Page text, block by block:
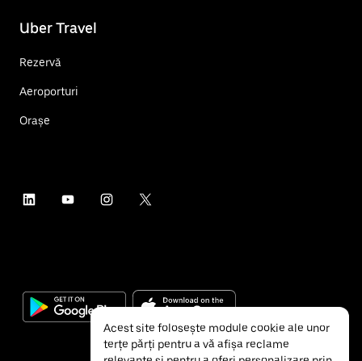
Uber Travel
Rezervă
Aeroporturi
Orașe
Acest site folosește module cookie ale unor
terțe părți pentru a vă afișa reclame